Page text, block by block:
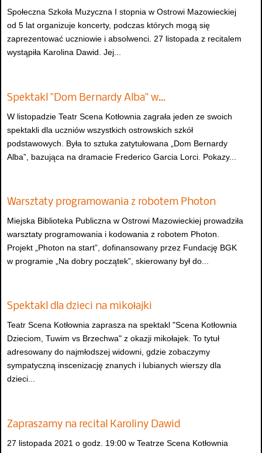
Społeczna Szkoła Muzyczna I stopnia w Ostrowi Mazowieckiej
od 5 lat organizuje koncerty, podczas których mogą się
zaprezentować uczniowie i absolwenci. 27 listopada z recitalem
wystąpiła Karolina Dawid. Jej...
Spektakl "Dom Bernardy Alba" w…
W listopadzie Teatr Scena Kotłownia zagrała jeden ze swoich
spektakli dla uczniów wszystkich ostrowskich szkół
podstawowych. Była to sztuka zatytułowana „Dom Bernardy
Alba”, bazująca na dramacie Frederico Garcia Lorci. Pokazy...
Warsztaty programowania z robotem Photon
Miejska Biblioteka Publiczna w Ostrowi Mazowieckiej prowadziła
warsztaty programowania i kodowania z robotem Photon.
Projekt „Photon na start”, dofinansowany przez Fundację BGK
w programie „Na dobry początek”, skierowany był do...
Spektakl dla dzieci na mikołajki
Teatr Scena Kotłownia zaprasza na spektakl "Scena Kotłownia
Dzieciom, Tuwim vs Brzechwa" z okazji mikołajek. To tytuł
adresowany do najmłodszej widowni, gdzie zobaczymy
sympatyczną inscenizację znanych i lubianych wierszy dla
dzieci...
Zapraszamy na recital Karoliny Dawid
27 listopada 2021 o godz. 19:00 w Teatrze Scena Kotłownia